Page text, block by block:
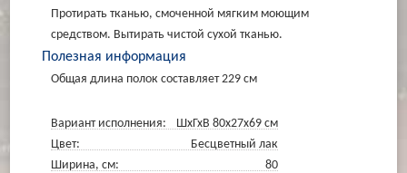
Протирать тканью, смоченной мягким моющим
средством. Вытирать чистой сухой тканью.
Полезная информация
Общая длина полок составляет 229 см
Вариант исполнения:
ШхГхВ 80х27х69 см
Цвет:
Бесцветный лак
Ширина, см:
80